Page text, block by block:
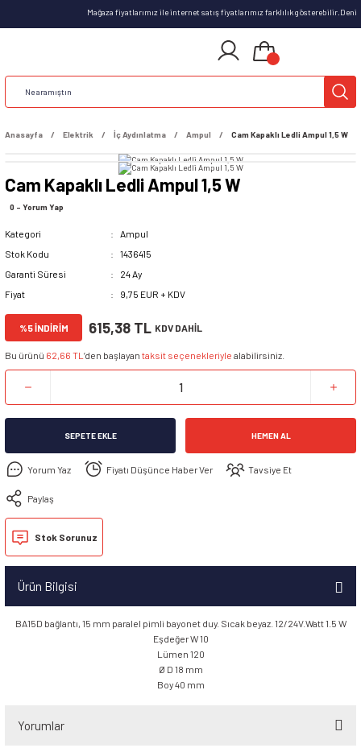
Mağaza fiyatlarımız ile internet satış fiyatlarımız farklılık
Anasayfa Elektrik İç Aydınlatma Ampul Cam Kapaklı Ledli Ampul 1,5 W
Cam Kapaklı Ledli Ampul 1,5 W
0 - Yorum Yap
Kategori
Ampul
Stok Kodu
1436415
Garanti Süresi
24 Ay
Fiyat
9,75 EUR + KDV
%5 İNDİRİM 615,38 TL KDV DAHİL
Bu ürünü 62,66 TL ’den başlayan taksit seçenekleriyle alabilirsiniz.
SEPETE EKLE HEMEN AL
Yorum Yaz Fiyatı Düşünce Haber Ver Tavsiye Et
Paylaş
Stok Sorunuz
Ürün Bilgisi
BA15D bağlantı, 15 mm paralel pimli bayonet duy. Sıcak beyaz. 12/24V.Watt 1.5 W
Eşdeğer W 10
Lümen 120
Ø D 18 mm
Boy 40 mm
Yorumlar